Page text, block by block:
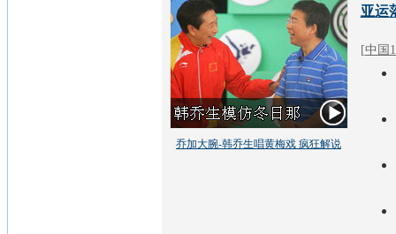
乔加大腕-韩乔生唱黄梅戏 疯狂解说
亚运
[中国